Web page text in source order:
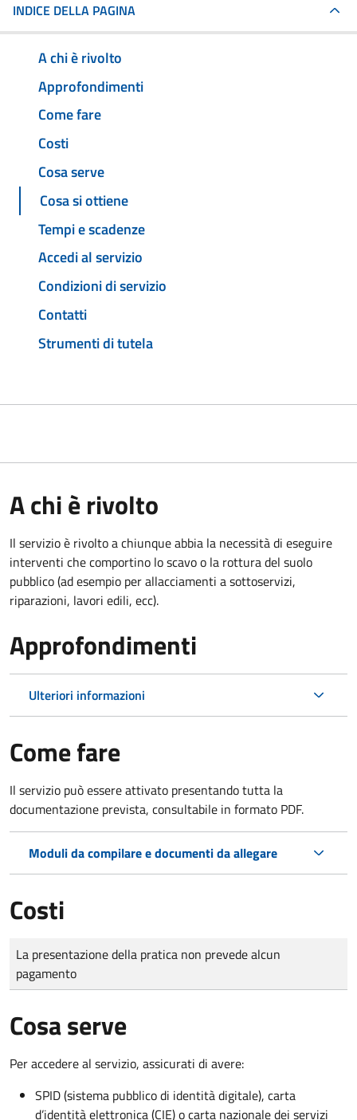
INDICE DELLA PAGINA
A chi è rivolto
Approfondimenti
Come fare
Costi
Cosa serve
Cosa si ottiene
Tempi e scadenze
Accedi al servizio
Condizioni di servizio
Contatti
Strumenti di tutela
A chi è rivolto
Il servizio è rivolto a chiunque abbia la necessità di eseguire
interventi che comportino lo scavo o la rottura del suolo
pubblico (ad esempio per allacciamenti a sottoservizi,
riparazioni, lavori edili, ecc).
Approfondimenti
Ulteriori informazioni
Come fare
Il servizio può essere attivato presentando tutta la
documentazione prevista, consultabile in formato PDF.
Moduli da compilare e documenti da allegare
Costi
Tipo di pagamento
Importo
La presentazione della pratica non prevede alcun
pagamento
Cosa serve
Per accedere al servizio, assicurati di avere:
SPID (sistema pubblico di identità digitale), carta
d’identità elettronica (CIE) o carta nazionale dei servizi